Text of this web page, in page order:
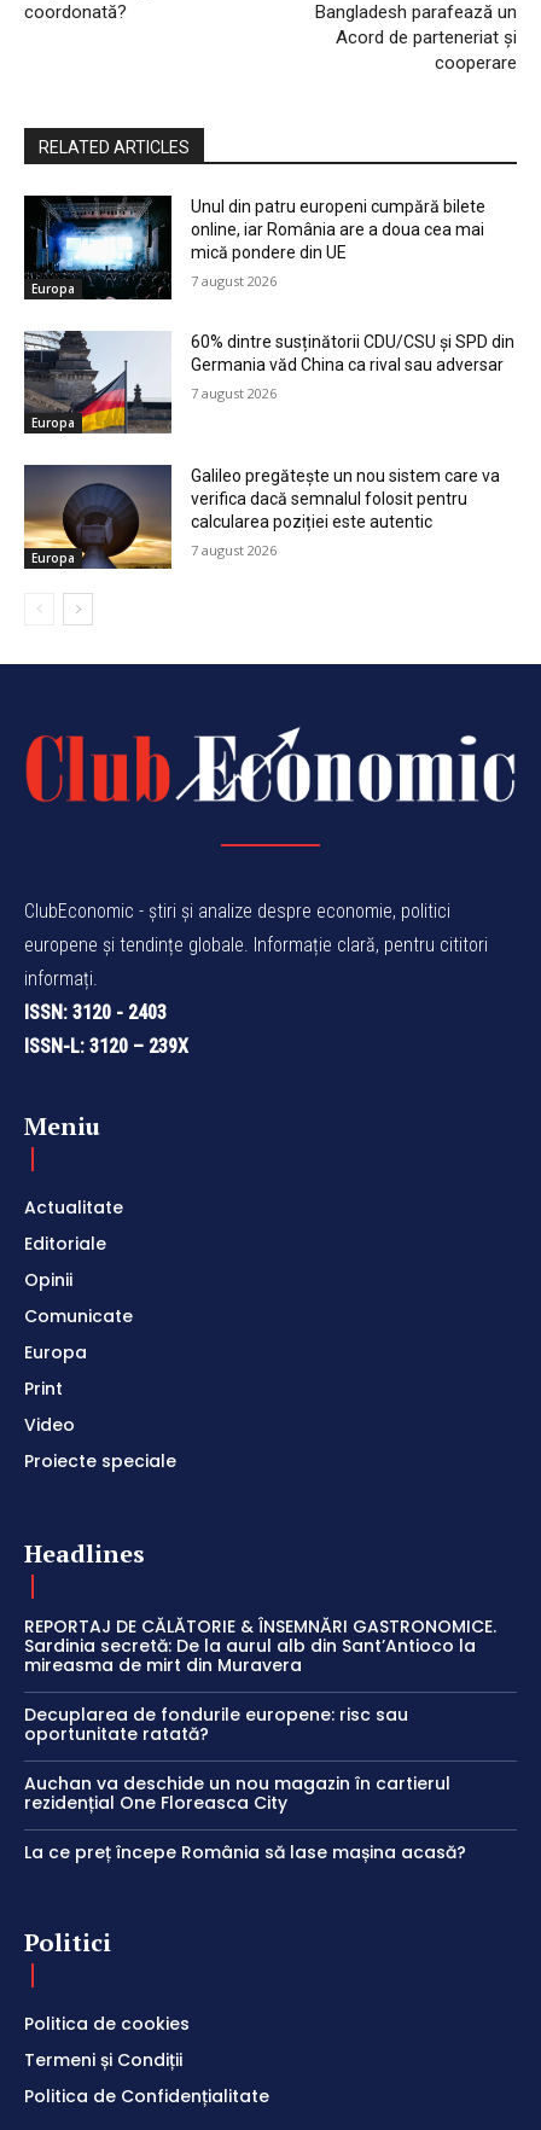
coordonată?
Bangladesh parafează un
Acord de parteneriat și
cooperare
RELATED ARTICLES
Europa
Unul din patru europeni cumpără bilete
online, iar România are a doua cea mai
mică pondere din UE
7 august 2026
Europa
60% dintre susținătorii CDU/CSU și SPD din
Germania văd China ca rival sau adversar
7 august 2026
Europa
Galileo pregătește un nou sistem care va
verifica dacă semnalul folosit pentru
calcularea poziției este autentic
7 august 2026
ClubEconomic - știri și analize despre economie, politici
europene și tendințe globale. Informație clară, pentru cititori
informați.
ISSN: 3120 - 2403
ISSN-L: 3120 – 239X
Meniu
Actualitate
Editoriale
Opinii
Comunicate
Europa
Print
Video
Proiecte speciale
Headlines
REPORTAJ DE CĂLĂTORIE & ÎNSEMNĂRI GASTRONOMICE.
Sardinia secretă: De la aurul alb din Sant’Antioco la
mireasma de mirt din Muravera
Decuplarea de fondurile europene: risc sau
oportunitate ratată?
Auchan va deschide un nou magazin în cartierul
rezidențial One Floreasca City
La ce preț începe România să lase mașina acasă?
Politici
Politica de cookies
Termeni și Condiții
Politica de Confidențialitate